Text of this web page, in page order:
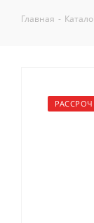
Главная -